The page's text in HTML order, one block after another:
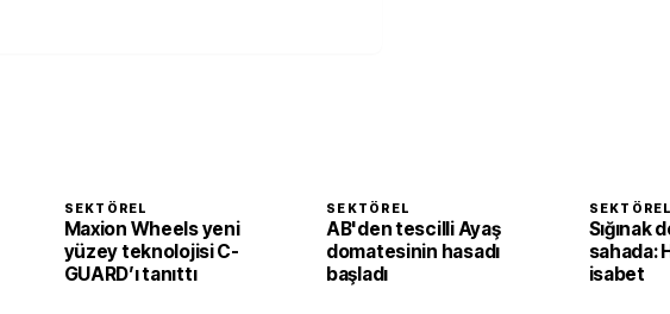
SEKTÖREL
Maxion Wheels yeni
yüzey teknolojisi C-
GUARD’ı tanıttı
SEKTÖREL
AB'den tescilli Ayaş
domatesinin hasadı
başladı
SEKTÖREL
Sığınak
sahada:
isabet